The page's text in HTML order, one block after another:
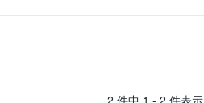
2 件中 1 - 2 件表示